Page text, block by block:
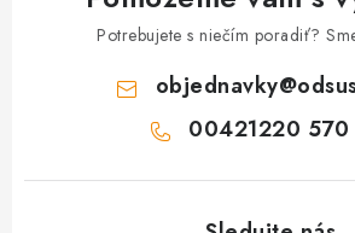
Potrebujete s niečím poradiť?
objednavky@
00421220 570